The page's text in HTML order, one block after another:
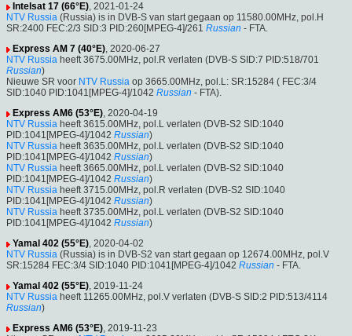
Intelsat 17 (66°E), 2021-01-24
NTV Russia (Russia) is in DVB-S van start gegaan op 11580.00MHz, pol.H
SR:2400 FEC:2/3 SID:3 PID:260[MPEG-4]/261 Russian - FTA.
Express AM 7 (40°E), 2020-06-27
NTV Russia heeft 3675.00MHz, pol.R verlaten (DVB-S SID:7 PID:518/701
Russian)
Nieuwe SR voor NTV Russia op 3665.00MHz, pol.L: SR:15284 ( FEC:3/4
SID:1040 PID:1041[MPEG-4]/1042 Russian - FTA).
Express AM6 (53°E), 2020-04-19
NTV Russia heeft 3615.00MHz, pol.L verlaten (DVB-S2 SID:1040
PID:1041[MPEG-4]/1042 Russian)
NTV Russia heeft 3635.00MHz, pol.L verlaten (DVB-S2 SID:1040
PID:1041[MPEG-4]/1042 Russian)
NTV Russia heeft 3665.00MHz, pol.L verlaten (DVB-S2 SID:1040
PID:1041[MPEG-4]/1042 Russian)
NTV Russia heeft 3715.00MHz, pol.R verlaten (DVB-S2 SID:1040
PID:1041[MPEG-4]/1042 Russian)
NTV Russia heeft 3735.00MHz, pol.L verlaten (DVB-S2 SID:1040
PID:1041[MPEG-4]/1042 Russian)
Yamal 402 (55°E), 2020-04-02
NTV Russia (Russia) is in DVB-S2 van start gegaan op 12674.00MHz, pol.V
SR:15284 FEC:3/4 SID:1040 PID:1041[MPEG-4]/1042 Russian - FTA.
Yamal 402 (55°E), 2019-11-24
NTV Russia heeft 11265.00MHz, pol.V verlaten (DVB-S SID:2 PID:513/4114
Russian)
Express AM6 (53°E), 2019-11-23